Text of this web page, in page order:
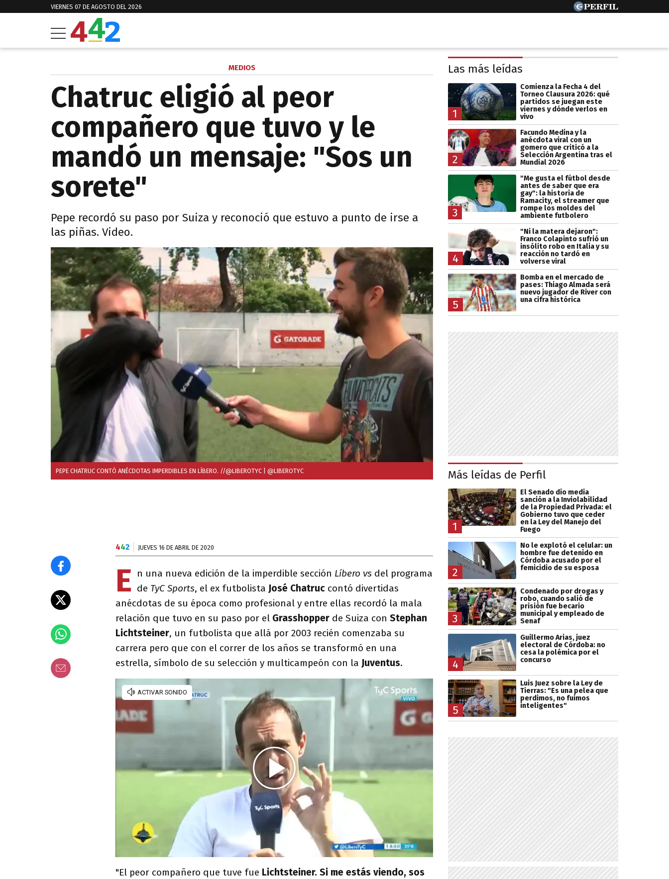
VIERNES 07 DE AGOSTO DEL 2026
MEDIOS
Chatruc eligió al peor
compañero que tuvo y le
mandó un mensaje: "Sos un
sorete"
Pepe recordó su paso por Suiza y reconoció que estuvo a punto de irse a
las piñas. Video.
PEPE CHATRUC CONTÓ ANÉCDOTAS IMPERDIBLES EN LÍBERO. //@LIBEROTYC | @LIBEROTYC
442 JUEVES 16 DE ABRIL DE 2020
E n una nueva edición de la imperdible sección Líbero vs del programa
de TyC Sports, el ex futbolista José Chatruc contó divertidas
anécdotas de su época como profesional y entre ellas recordó la mala
relación que tuvo en su paso por el Grasshopper de Suiza con Stephan
Lichtsteiner, un futbolista que allá por 2003 recién comenzaba su
carrera pero que con el correr de los años se transformó en una
estrella, símbolo de su selección y multicampeón con la Juventus.
"El peor compañero que tuve fue Lichtsteiner. Si me estás viendo, sos
Las más leídas
1
Comienza la Fecha 4 del
Torneo Clausura 2026: qué
partidos se juegan este
viernes y dónde verlos en
vivo
2
Facundo Medina y la
anécdota viral con un
gomero que criticó a la
Selección Argentina tras el
Mundial 2026
3
"Me gusta el fútbol desde
antes de saber que era
gay": la historia de
Ramacity, el streamer que
rompe los moldes del
ambiente futbolero
4
"Ni la matera dejaron":
Franco Colapinto sufrió un
insólito robo en Italia y su
reacción no tardó en
volverse viral
5
Bomba en el mercado de
pases: Thiago Almada será
nuevo jugador de River con
una cifra histórica
Más leídas de Perfil
1
El Senado dio media
sanción a la Inviolabilidad
de la Propiedad Privada: el
Gobierno tuvo que ceder
en la Ley del Manejo del
Fuego
2
No le explotó el celular: un
hombre fue detenido en
Córdoba acusado por el
femicidio de su esposa
3
Condenado por drogas y
robo, cuando salió de
prisión fue becario
municipal y empleado de
Senaf
4
Guillermo Arias, juez
electoral de Córdoba: no
cesa la polémica por el
concurso
5
Luis Juez sobre la Ley de
Tierras: "Es una pelea que
perdimos, no fuimos
inteligentes"